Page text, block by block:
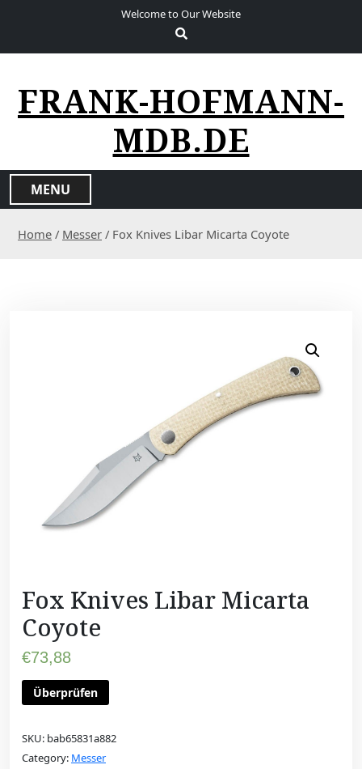
Welcome to Our Website
FRANK-HOFMANN-
MDB.DE
MENU
Home / Messer / Fox Knives Libar Micarta Coyote
Fox Knives Libar Micarta
Coyote
€73,88
Überprüfen
SKU: bab65831a882
Category: Messer